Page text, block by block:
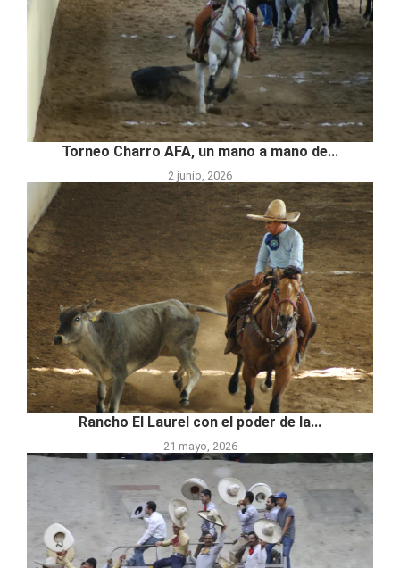
Torneo Charro AFA, un mano a mano de...
2 junio, 2026
Rancho El Laurel con el poder de la...
21 mayo, 2026